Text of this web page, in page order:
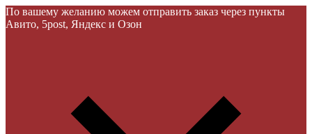
По вашему желанию можем отправить заказ через пункты
Авито, 5post, Яндекс и Озон